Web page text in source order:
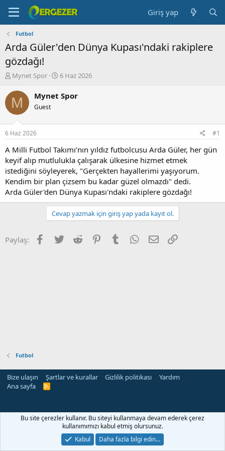
Giriş yap
Futbol
Arda Güler'den Dünya Kupası'ndaki rakiplere
gözdağı!
K
n
b
u
u
b
a
l
a
t
a
n
Mynet Spor
B
ş
ç
t
a
r
i
h
i
6 Haz 2026
M Mynet Spor
Guest
6 Haz 2026 #1
A Milli Futbol Takımı’nın yıldız futbolcusu Arda Güler, her gün
keyif alıp mutlulukla çalışarak ülkesine hizmet etmek
istediğini söyleyerek, "Gerçekten hayallerimi yaşıyorum.
Kendim bir plan çizsem bu kadar güzel olmazdı" dedi.
Arda Güler'den Dünya Kupası'ndaki rakiplere gözdağı!
Cevap yazmak için giriş yap yada kayıt ol.
Paylaş: Facebook
Twitter Reddit PinterestTumblr WhatsApp
E-posta
Futbol
Bize ulaşın Şartlar ve kurallar Gizlilik politikası
Yardım
Ana sayfa
R
Bu site çerezler kullanır. Bu siteyi kullanmaya devam ederek çerez
kullanımımızı kabul etmiş olursunuz.
Kabul
Daha fazla bilgi edin…